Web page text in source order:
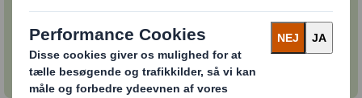
karriere, kan du vælge at få en notifikation, når
der kommer en stilling, som matcher dig.